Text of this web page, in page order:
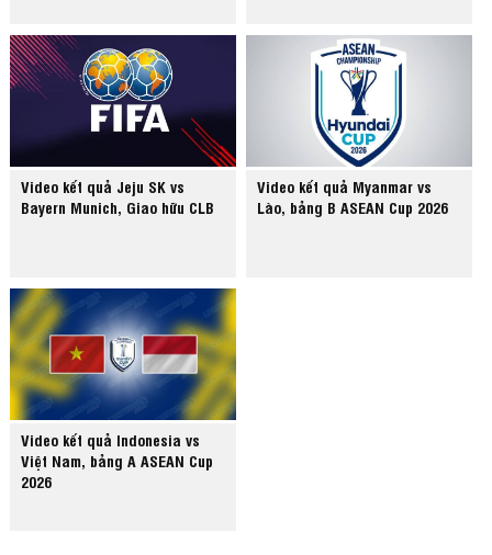
Video kết quả Jeju SK vs
Bayern Munich, Giao hữu CLB
Video kết quả Myanmar vs
Lào, bảng B ASEAN Cup 2026
Video kết quả Indonesia vs
Việt Nam, bảng A ASEAN Cup
2026